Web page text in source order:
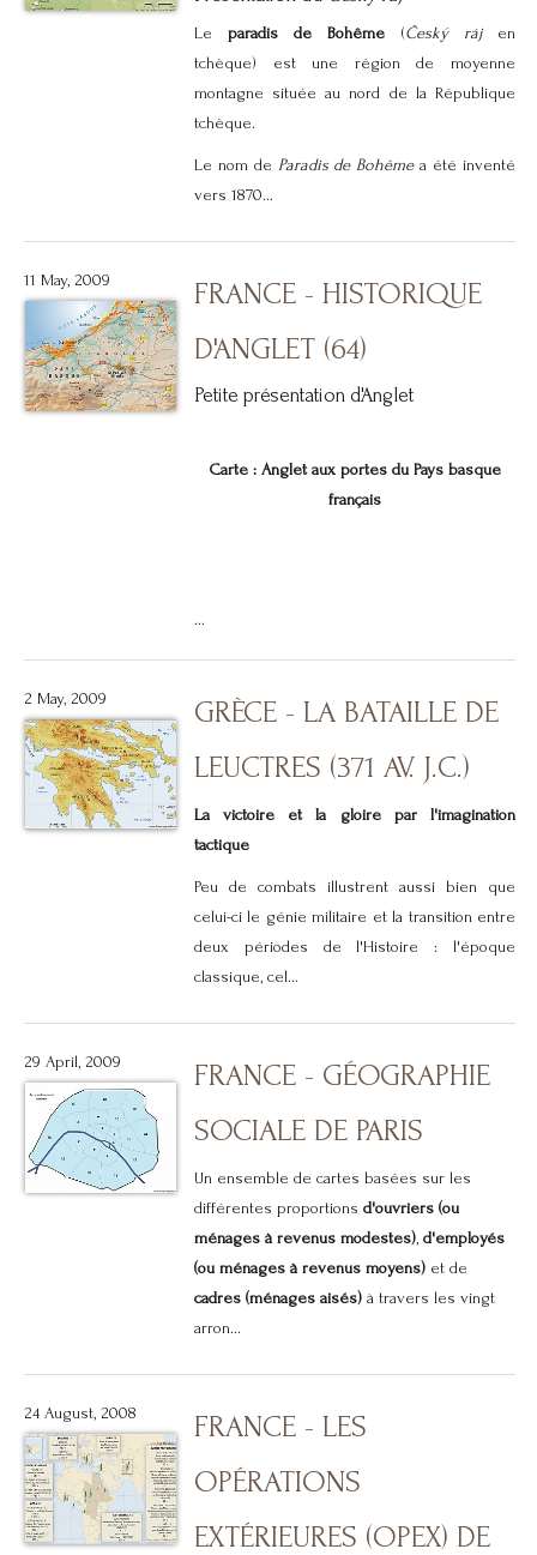
Leparadis de Bohême (Český rájen
tchèque) est une région de moyenne
montagne située au nord de la République
tchèque.
Le nom de Paradis de Bohêmea été inventé
vers 1870...
11 May, 2009
FRANCE - HISTORIQUE
D'ANGLET (64)
Petite présentation d'Anglet
Carte : Anglet aux portes du Pays basque
français
...
2 May, 2009
GRÈCE - LA BATAILLE DE
LEUCTRES (371 AV. J.C.)
La victoire et la gloire par l'imagination
tactique
Peu de combats illustrent aussi bien que
celui-ci le génie militaire et la transition entre
deux périodes de l'Histoire : l'époque
classique, cel...
29 April, 2009
FRANCE - GÉOGRAPHIE
SOCIALE DE PARIS
Un ensemble de cartes basées sur les
différentes proportions d'ouvriers (ou
ménages à revenus modestes), d'employés
(ou ménages à revenus moyens)et de
cadres (ménages aisés) à travers les vingt
arron...
24 August, 2008
FRANCE - LES
OPÉRATIONS
EXTÉRIEURES (OPEX) DE